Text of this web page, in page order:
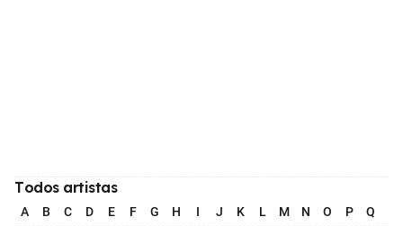
Todos artistas
A B C D E F G H I J K L M N O P Q